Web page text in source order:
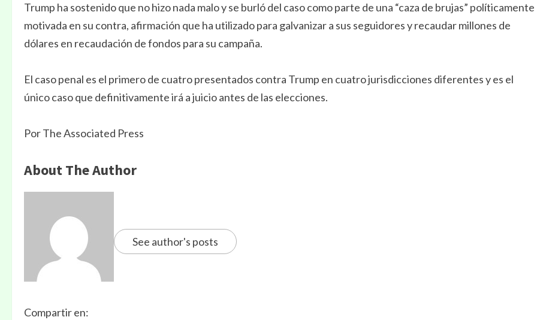
Trump ha sostenido que no hizo nada malo y se burló del caso como parte de una “caza de brujas” políticamente
motivada en su contra, afirmación que ha utilizado para galvanizar a sus seguidores y recaudar millones de
dólares en recaudación de fondos para su campaña.
El caso penal es el primero de cuatro presentados contra Trump en cuatro jurisdicciones diferentes y es el
único caso que definitivamente irá a juicio antes de las elecciones.
Por The Associated Press
About The Author
See author's posts
Compartir en: